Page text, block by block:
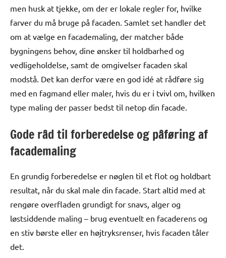
men husk at tjekke, om der er lokale regler for, hvilke
farver du må bruge på facaden. Samlet set handler det
om at vælge en facademaling, der matcher både
bygningens behov, dine ønsker til holdbarhed og
vedligeholdelse, samt de omgivelser facaden skal
modstå. Det kan derfor være en god idé at rådføre sig
med en fagmand eller maler, hvis du er i tvivl om, hvilken
type maling der passer bedst til netop din facade.
Gode råd til forberedelse og påføring af
facademaling
En grundig forberedelse er nøglen til et flot og holdbart
resultat, når du skal male din facade. Start altid med at
rengøre overfladen grundigt for snavs, alger og
løstsiddende maling – brug eventuelt en facaderens og
en stiv børste eller en højtryksrenser, hvis facaden tåler
det.